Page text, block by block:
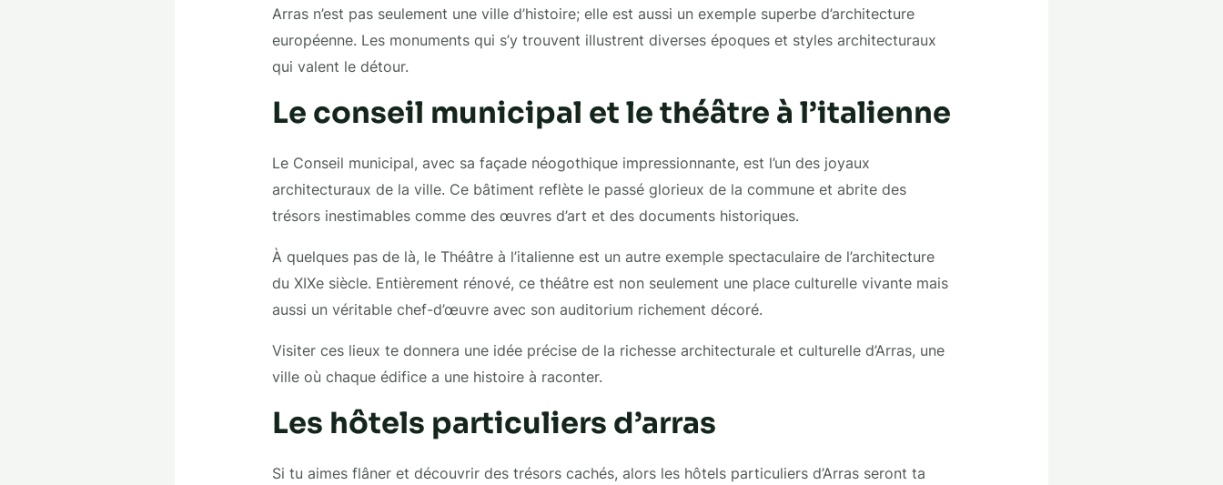
Arras n’est pas seulement une ville d’histoire; elle est aussi un exemple superbe d’architecture
européenne. Les monuments qui s’y trouvent illustrent diverses époques et styles architecturaux
qui valent le détour.
Le conseil municipal et le théâtre à l’italienne
Le Conseil municipal, avec sa façade néogothique impressionnante, est l’un des joyaux
architecturaux de la ville. Ce bâtiment reflète le passé glorieux de la commune et abrite des
trésors inestimables comme des œuvres d’art et des documents historiques.
À quelques pas de là, le Théâtre à l’italienne est un autre exemple spectaculaire de l’architecture
du XIXe siècle. Entièrement rénové, ce théâtre est non seulement une place culturelle vivante mais
aussi un véritable chef-d’œuvre avec son auditorium richement décoré.
Visiter ces lieux te donnera une idée précise de la richesse architecturale et culturelle d’Arras, une
ville où chaque édifice a une histoire à raconter.
Les hôtels particuliers d’arras
Si tu aimes flâner et découvrir des trésors cachés, alors les hôtels particuliers d’Arras seront ta